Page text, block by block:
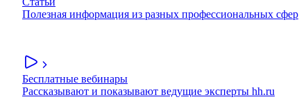
Полезная информация из разных профессиональных сфер
Бесплатные вебинары
Рассказывают и показывают ведущие эксперты hh.ru